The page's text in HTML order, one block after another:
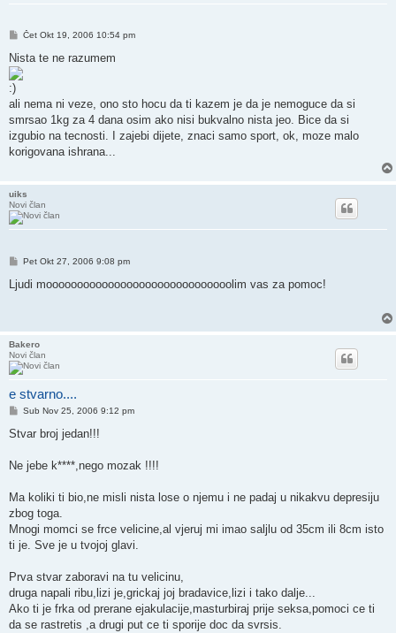
Post
Čet Okt 19, 2006 10:54 pm
Nista te ne razumem
ali nema ni veze, ono sto hocu da ti kazem je da je nemoguce da si
smrsao 1kg za 4 dana osim ako nisi bukvalno nista jeo. Bice da si
izgubio na tecnosti. I zajebi dijete, znaci samo sport, ok, moze malo
korigovana ishrana...
uiks
Novi član
Post
Pet Okt 27, 2006 9:08 pm
Ljudi moooooooooooooooooooooooooooooolim vas za pomoc!
Bakero
Novi član
e stvarno....
Post
Sub Nov 25, 2006 9:12 pm
Stvar broj jedan!!!
Ne jebe k****,nego mozak !!!!
Ma koliki ti bio,ne misli nista lose o njemu i ne padaj u nikakvu depresiju
zbog toga.
Mnogi momci se frce velicine,al vjeruj mi imao saljlu od 35cm ili 8cm isto
ti je. Sve je u tvojoj glavi.
Prva stvar zaboravi na tu velicinu,
druga napali ribu,lizi je,grickaj joj bradavice,lizi i tako dalje...
Ako ti je frka od prerane ejakulacije,masturbiraj prije seksa,pomoci ce ti
da se rastretis ,a drugi put ce ti sporije doc da svrsis.